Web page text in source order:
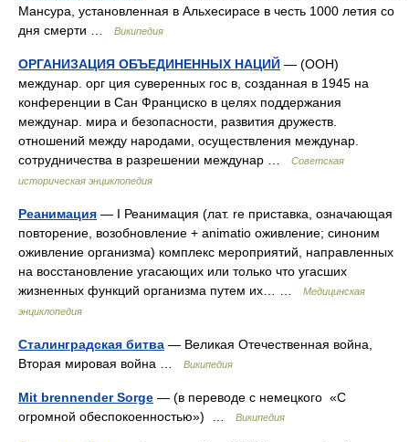
Мансура, установленная в Альхесирасе в честь 1000 летия со
дня смерти …
Википедия
ОРГАНИЗАЦИЯ ОБЪЕДИНЕННЫХ НАЦИЙ — (ООН)
междунар. орг ция суверенных гос в, созданная в 1945 на
конференции в Сан Франциско в целях поддержания
междунар. мира и безопасности, развития дружеств.
отношений между народами, осуществления междунар.
сотрудничества в разрешении междунар …
Советская
историческая энциклопедия
Реанимация — I Реанимация (лат. re приставка, означающая
повторение, возобновление + animatio оживление; синоним
оживление организма) комплекс мероприятий, направленных
на восстановление угасающих или только что угасших
жизненных функций организма путем их… …
Медицинская
энциклопедия
Сталинградская битва — Великая Отечественная война,
Вторая мировая война …
Википедия
Mit brennender Sorge — (в переводе с немецкого «С
огромной обеспокоенностью») …
Википедия